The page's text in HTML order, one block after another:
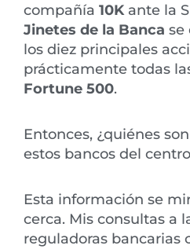
compañía 10Kante la
Jinetes de la Banca se
los diez principales
prácticamente todas
Fortune 500.
Entonces, ¿quiénes
estos bancos del
Esta información se
cerca. Mis consultas a
reguladoras bancarias